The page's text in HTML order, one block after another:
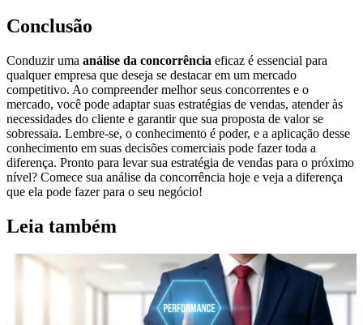
Conclusão
Conduzir uma análise da concorrência eficaz é essencial para
qualquer empresa que deseja se destacar em um mercado
competitivo. Ao compreender melhor seus concorrentes e o
mercado, você pode adaptar suas estratégias de vendas, atender às
necessidades do cliente e garantir que sua proposta de valor se
sobressaia. Lembre-se, o conhecimento é poder, e a aplicação desse
conhecimento em suas decisões comerciais pode fazer toda a
diferença. Pronto para levar sua estratégia de vendas para o próximo
nível? Comece sua análise da concorrência hoje e veja a diferença
que ela pode fazer para o seu negócio!
Leia também